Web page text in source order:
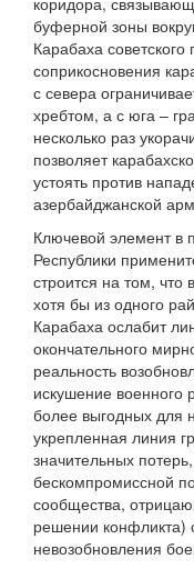
буферной зоны
Карабаха
соприкосновения
с севера
хребтом, а с юга –
несколько раз
позволяет
устоять против
азербайджанской
Ключевой элемент в
Республики
строится на том, что
хотя бы из одного
Карабаха ослабит
окончательного
реальность
искушение военного
более выгодных для
укрепленная линия
значительных
бескомпромиссной
сообщества,
решении конфликта)
невозобновления